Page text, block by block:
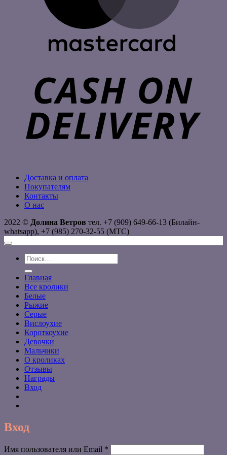
Доставка и оплата
Покупателям
Контакты
О нас
2022 © Долина Ветров тел. +7 (909) 649-66-13 (Билайн-
whatsapp), +7 (985) 270-32-55 (МТС)
Искать:
Главная
Все кролики
Белые
Рыжие
Серые
Вислоухие
Короткоухие
Девочки
Мальчики
О кроликах
Отзывы
Награды
Вход
Вход
Имя пользователя или Email *